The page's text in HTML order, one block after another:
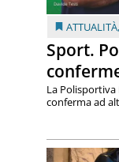
ATTUALITÀ,
Sport.
La Polisportiva
conferma ad